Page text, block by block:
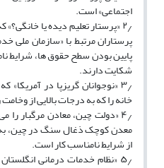
اجتماعی» است.
۲٫ «پرستار تعلیم دیده یا
پرستاران مرتبط با «سازمان ملی
پایین بودن سطح حقوق ها، شرایط
شکایت دارند.
۳٫ «نوجوانان گریزپا در
خانه را که به درجات بالایی از
۴٫ «دولت چین، معادن مرگبار را
معدن کوچک ذغال سنگ در چین،
از شرایط نامناسب کار است.
۵٫ «نظام خدمات درمانی